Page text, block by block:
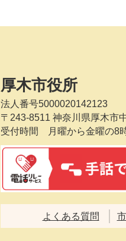
厚木市役所
法人番号5000020142123
〒243-8511 神奈川県厚木市
受付時間 月曜から金曜の8
よくある質問